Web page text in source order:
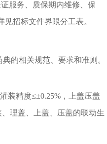
服务、质保期内维修、保
招标文件界限分工表。
的相关规范、要求和准则。
装精度≤±0.25%，上盖压盖
理盖、上盖、压盖的联动生